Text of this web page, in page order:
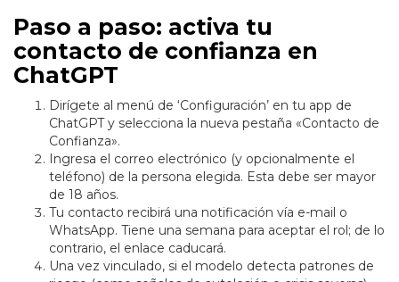
Paso a paso: activa tu
contacto de confianza en
ChatGPT
Dirígete al menú de ‘Configuración’ en tu app de
ChatGPT y selecciona la nueva pestaña «Contacto de
Confianza».
Ingresa el correo electrónico (y opcionalmente el
teléfono) de la persona elegida. Esta debe ser mayor
de 18 años.
Tu contacto recibirá una notificación vía e-mail o
WhatsApp. Tiene una semana para aceptar el rol; de lo
contrario, el enlace caducará.
Una vez vinculado, si el modelo detecta patrones de